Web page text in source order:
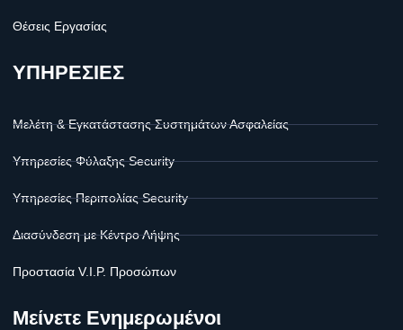
Θέσεις Εργασίας
ΥΠΗΡΕΣΙΕΣ
Μελέτη & Εγκατάστασης Συστημάτων Ασφαλείας
Υπηρεσίες Φύλαξης Security
Υπηρεσίες Περιπολίας Security
Διασύνδεση με Κέντρο Λήψης
Προστασία V.I.P. Προσώπων
Μείνετε Ενημερωμένοι